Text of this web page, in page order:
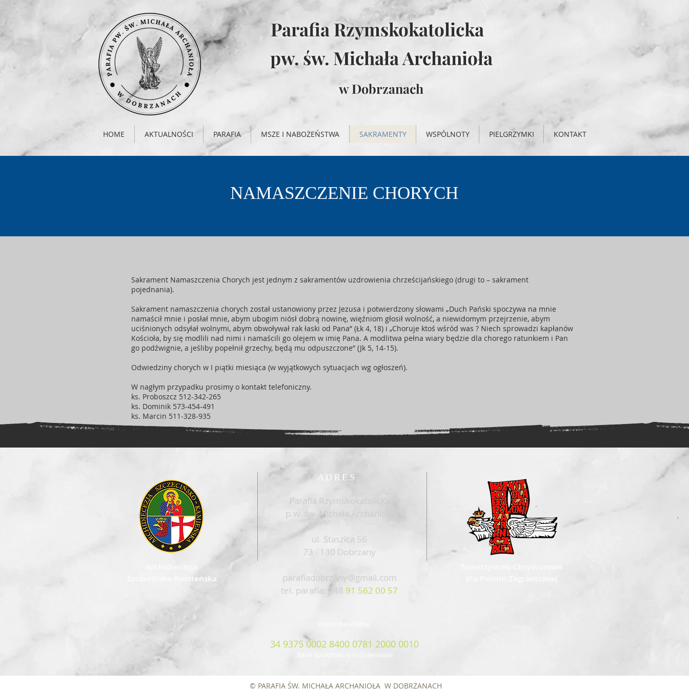
Parafia Rzymskokatolicka
pw. św. Michała Archanioła
w Dobrzanach
HOME AKTUALNOŚCI PARAFIA MSZE I NABOŻEŃSTWA SAKRAMENTY WSPÓLNOTY PIELGRZYMKI KONTAKT
NAMASZCZENIE CHORYCH
Sakrament Namaszczenia Chorych jest jednym z sakramentów uzdrowienia chrześcijańskiego (drugi to – sakrament
pojednania).
Sakrament namaszczenia chorych został ustanowiony przez Jezusa i potwierdzony słowami „Duch Pański spoczywa na mnie
namaścił mnie i posłał mnie, abym ubogim niósł dobrą nowinę, więźniom głosił wolność, a niewidomym przejrzenie, abym
uciśnionych odsyłał wolnymi, abym obwoływał rak łaski od Pana” (Łk 4, 18) i „Choruje ktoś wśród was ? Niech sprowadzi kapłanów
Kościoła, by się modlili nad nimi i namaścili go olejem w imię Pana. A modlitwa pełna wiary będzie dla chorego ratunkiem i Pan
go podźwignie, a jeśliby popełnił grzechy, będą mu odpuszczone” (Jk 5, 14-15).
Odwiedziny chorych w I piątki miesiąca (w wyjątkowych sytuacjach wg ogłoszeń).
W nagłym przypadku prosimy o kontakt telefoniczny.
ks. Proboszcz 512-342-265
ks. Dominik 573-454-491
ks. Marcin 511-328-935
Szczecińsko-Kamieńska
ADRES
Parafia Rzymskokatolicka
p.w. św. Michała Archanioła
ul. Staszica 56
73 - 130 Dobrzany
parafiadobrzany@gmail.com
tel. parafia: +48 91 562 00 57
34 9375 0002 8400 0781 2000 0010
© PARAFIA ŚW. MICHAŁA ARCHANIOŁA W DOBRZANACH